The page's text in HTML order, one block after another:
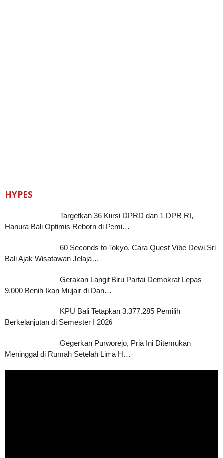
HYPES
Targetkan 36 Kursi DPRD dan 1 DPR RI,
Hanura Bali Optimis Reborn di Pemi…
60 Seconds to Tokyo, Cara Quest Vibe Dewi Sri
Bali Ajak Wisatawan Jelaja…
Gerakan Langit Biru Partai Demokrat Lepas
9.000 Benih Ikan Mujair di Dan…
KPU Bali Tetapkan 3.377.285 Pemilih
Berkelanjutan di Semester I 2026
Gegerkan Purworejo, Pria Ini Ditemukan
Meninggal di Rumah Setelah Lima H…